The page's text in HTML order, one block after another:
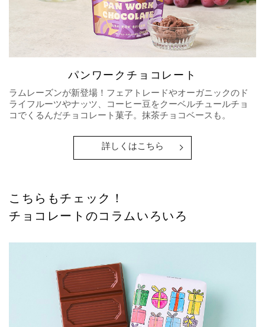
パンワークチョコレート
ラムレーズンが新登場！フェアトレードやオーガニックのド
ライフルーツやナッツ、コーヒー豆をクーベルチュールチョ
コでくるんだチョコレート菓子。抹茶チョコベースも。
詳しくはこちら
こちらもチェック！
チョコレートのコラムいろいろ